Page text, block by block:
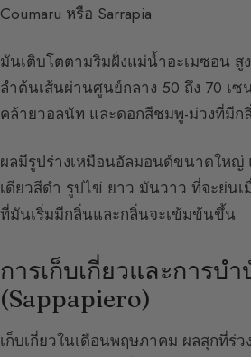
Coumaru หรือ Sarrapia
มันเติบโตตามริมฝั่งแม่น้ำอะเมซอน สู
ลำต้นเส้นผ่านศูนย์กลาง 50 ถึง 70 เซ
คล้ายวอลนัท และดอกสีชมพู-ม่วงที่มีก
ผลมีรูปร่างเหมือนอัลมอนด์ขนาดใหญ่
เดียวสีดำ รูปไข่ ยาว มันวาว ที่จะย่นเ
ที่มันเริ่มมีกลิ่นและกลิ่นจะเข้มข้นขึ้น
การเก็บเกี่ยวและการบำ
(Sappapiero)
เก็บเกี่ยวในเดือนพฤษภาคม ผลสุกที่ร่